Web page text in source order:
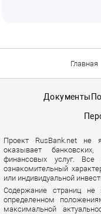
Главная
Документы
Проект RusBank.net не
оказывает
финансовых услуг. Все
ознакомительный
или индивидуальной
Содержание страниц не
определенном
максимальной